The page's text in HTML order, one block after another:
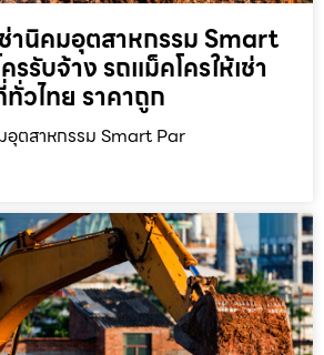
ช่านิคมอุตสาหกรรม Smart
รับจ้าง รถแม็คโครให้เช่า
วไทย ราคาถูก
อุตสาหกรรม Smart Par